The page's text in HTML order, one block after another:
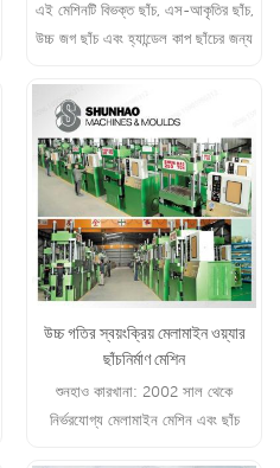
এই মেশিনটি বিভক্ত ছাঁচ, এস-আকৃতির ছাঁচ,
উচ্চ জগ ছাঁচ এবং হ্যান্ডেল কাপ ছাঁচের জন্য
উচ্চ গতির স্বয়ংক্রিয় মেলামাইন ওয়্যার
ছাঁচনির্মাণ মেশিন
শুনহাও কারখানা: 2002 সাল থেকে
নির্ভরযোগ্য মেলামাইন মেশিন এবং ছাঁচ